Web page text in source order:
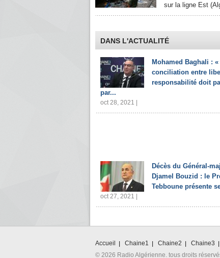
sur la ligne Est
DANS L'ACTUALITÉ
Mohamed Baghali : «
conciliation entre
responsabilité doit
par...
oct 28, 2021 |
Décès du Général-
Djamel Bouzid : le
Tebboune présente
oct 27, 2021 |
Accueil Chaine1 Chaine2 Chaine3
© 2026 Radio Algérienne. tous droits